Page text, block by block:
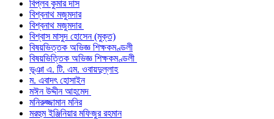
বিপ্লব কুমার দাস
বিশ্বনাথ মজুমদার
বিশ্বনাথ মজুমদার
বিশ্বাস মাসুদ হোসেন (মুক্ত)
বিষয়ভিত্তক অভিজ্ঞ শিক্ষকমণ্ডলী
বিষয়ভিত্তিক অভিজ্ঞ শিক্ষকমণ্ডলী
ভূঞা এ. টি. এম. ওবায়দুল্লাহ
ম. এবাদৎ হোসাইন
মঈন উদ্দীন আহমেদ
মনিরুজ্জামান মনির
মরহুম ইঞ্জিনিয়ার মফিজুর রহমান